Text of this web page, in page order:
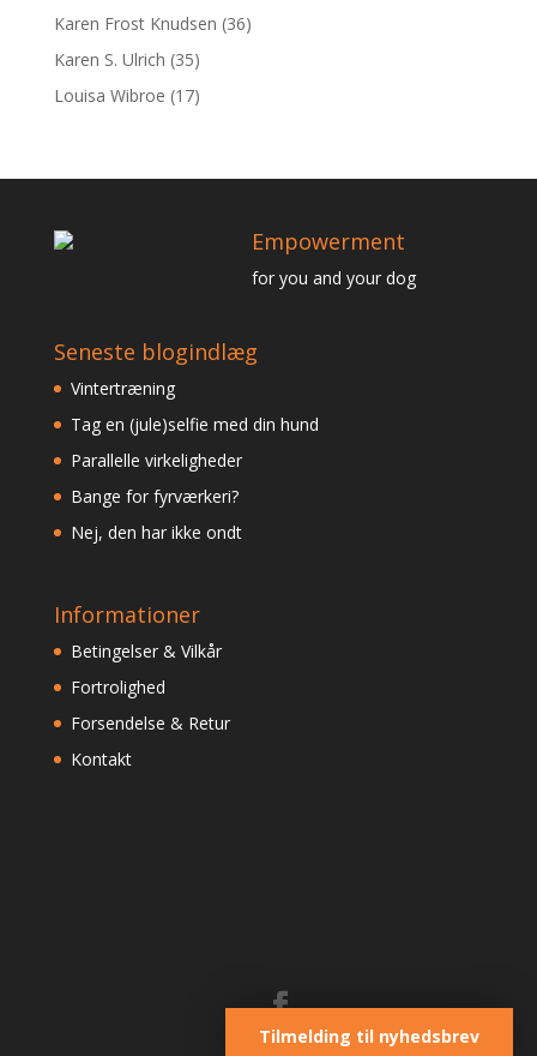
Karen Frost Knudsen (36)
Karen S. Ulrich (35)
Louisa Wibroe (17)
Empowerment
for you and your dog
Seneste blogindlæg
Vintertræning
Tag en (jule)selfie med din hund
Parallelle virkeligheder
Bange for fyrværkeri?
Nej, den har ikke ondt
Informationer
Betingelser & Vilkår
Fortrolighed
Forsendelse & Retur
Kontakt
Elegant Themes| Støttet afWordPress
Tilmelding til nyhedsbrev